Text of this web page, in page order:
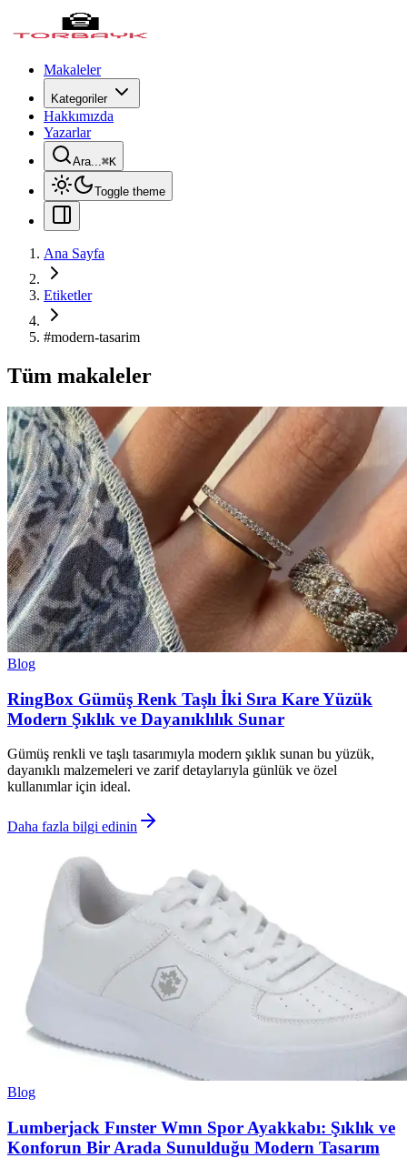
Makaleler
Kategoriler
Hakkımızda
Yazarlar
Ara...⌘K
Toggle theme
Ana Sayfa
Etiketler
#modern-tasarim
Tüm makaleler
Blog
RingBox Gümüş Renk Taşlı İki Sıra Kare Yüzük
Modern Şıklık ve Dayanıklılık Sunar
Gümüş renkli ve taşlı tasarımıyla modern şıklık sunan bu yüzük,
dayanıklı malzemeleri ve zarif detaylarıyla günlük ve özel
kullanımlar için ideal.
Daha fazla bilgi edinin
Blog
Lumberjack Fınster Wmn Spor Ayakkabı: Şıklık ve
Konforun Bir Arada Sunulduğu Modern Tasarım